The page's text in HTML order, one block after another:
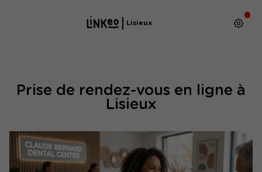
Lisieux
Prise de rendez-vous en ligne à
Lisieux